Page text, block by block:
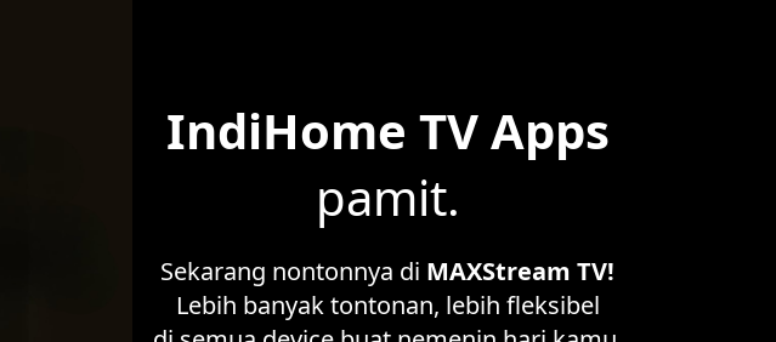
IndiHome TV Apps
pamit.
Sekarang nontonnya di MAXStream TV!
Lebih banyak tontonan, lebih fleksibel